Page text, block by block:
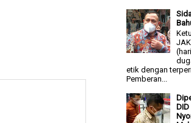
etik dengan
Pemberan...